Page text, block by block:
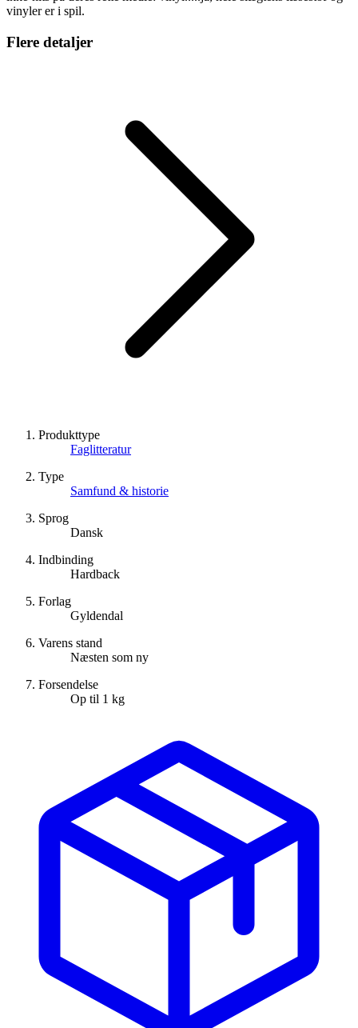
vinyler er i spil.
Flere detaljer
Produkttype
Faglitteratur
Type
Samfund & historie
Sprog
Dansk
Indbinding
Hardback
Forlag
Gyldendal
Varens stand
Næsten som ny
Forsendelse
Op til 1 kg